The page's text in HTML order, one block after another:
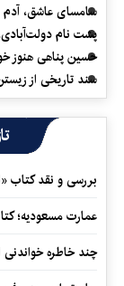
سامسای عاشق،
پشت نام
حسین پناهی هنوز
سند تاریخی از
بررسی و نقد کتاب
عمارت مسعودیه؛
چند خاطره